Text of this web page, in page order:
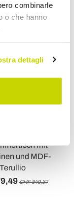
combinarle
o che hanno
dettagli
mit
und MDF-
CHF 849,37